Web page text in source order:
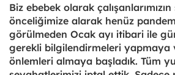
Biz ebebek olarak çalışanlarımızın
önceliğimize alarak henüz
görülmeden Ocak ayı itibari ile
gerekli bilgilendirmeleri yapmaya
önlemleri almaya başladık. Tüm